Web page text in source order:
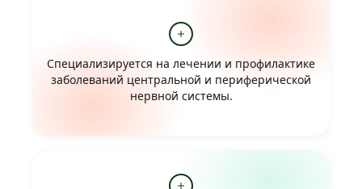
Специализируется на лечении и профилактике
заболеваний центральной и периферической
нервной системы.